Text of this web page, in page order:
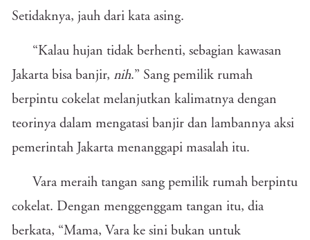
Setidaknya, jauh dari kata asing.
“Kalau hujan tidak berhenti, sebagian kawasan
Jakarta bisa banjir, nih.” Sang pemilik rumah
berpintu cokelat melanjutkan kalimatnya dengan
teorinya dalam mengatasi banjir dan lambannya aksi
pemerintah Jakarta menanggapi masalah itu.
Vara meraih tangan sang pemilik rumah berpintu
cokelat. Dengan menggenggam tangan itu, dia
berkata, “Mama, Vara ke sini bukan untuk